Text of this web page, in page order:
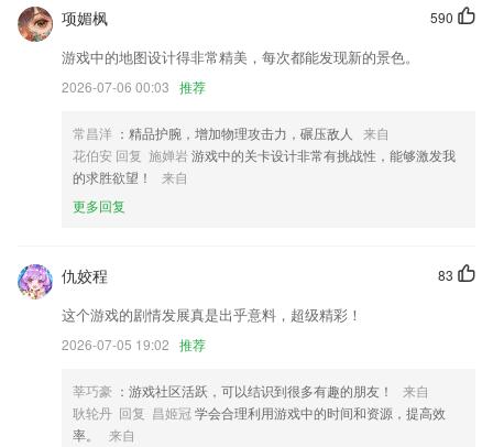
支持PDF选中文本亮度，下横线，波浪线，以及添加到目录
大量提升用户体验的细节功能
微信朋友圈分享优化。
电子米卡板块升级
联系我们
以上就是凯旋门网站下载的介绍，如果您喜欢这款软件，您可以到应用商
店进行打分评论，说出您的使用经历，以帮助我们更好的对产品进行优化
590
项媚枫
游戏中的地图设计得非常精美，每次都能发现新的景色。
2026-07-06 00:03 推荐
常昌洋 ：精品护腕，增加物理攻击力，碾压敌人
来自
花伯安 回复 施婵岩 游戏中的关卡设计非常有挑战性，能够激发我
的求胜欲望！
来自
更多回复
83
仇姣程
这个游戏的剧情发展真是出乎意料，超级精彩！
2026-07-05 19:02 推荐
莘巧豪 ：游戏社区活跃，可以结识到很多有趣的朋友！
来自
耿轮丹 回复 昌姬冠学会合理利用游戏中的时间和资源，提高效
率。
来自